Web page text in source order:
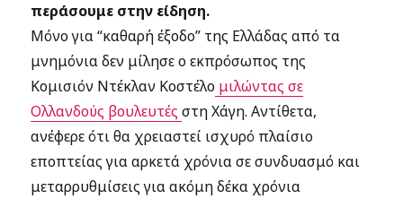
περάσουμε στην είδηση.
Μόνο για “καθαρή έξοδο” της Ελλάδας από τα
μνημόνια δεν μίλησε ο εκπρόσωπος της
Κομισιόν Ντέκλαν Κοστέλο μιλώντας σε
Ολλανδούς βουλευτέςστη Χάγη. Αντίθετα,
ανέφερε ότι θα χρειαστεί ισχυρό πλαίσιο
εποπτείας για αρκετά χρόνια σε συνδυασμό και
μεταρρυθμίσεις για ακόμη δέκα χρόνια